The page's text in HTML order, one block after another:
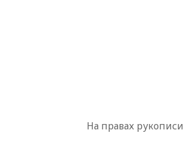
На правах рукописи